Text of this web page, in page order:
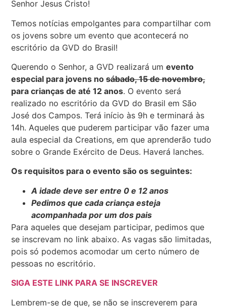
Senhor Jesus Cristo!
Temos notícias empolgantes para compartilhar com
os jovens sobre um evento que acontecerá no
escritório da GVD do Brasil!
Querendo o Senhor, a GVD realizará umevento
especial para jovens nosábado, 15 de novembro,
para crianças de até 12 anos. O evento será
realizado no escritório da GVD do Brasil em São
José dos Campos. Terá início às 9h e terminará às
14h. Aqueles que puderem participar vão fazer uma
aula especial da Creations, em que aprenderão tudo
sobre o Grande Exército de Deus. Haverá lanches.
Os requisitos para o evento são os seguintes:
A idade deve ser entre 0 e 12 anos
Pedimos que cada criança esteja
acompanhada por um dos pais
Para aqueles que desejam participar, pedimos que
se inscrevam no link abaixo. As vagas são limitadas,
pois só podemos acomodar um certo número de
pessoas no escritório.
SIGA ESTE LINK PARA SE INSCREVER
Lembrem-se de que, se não se inscreverem para